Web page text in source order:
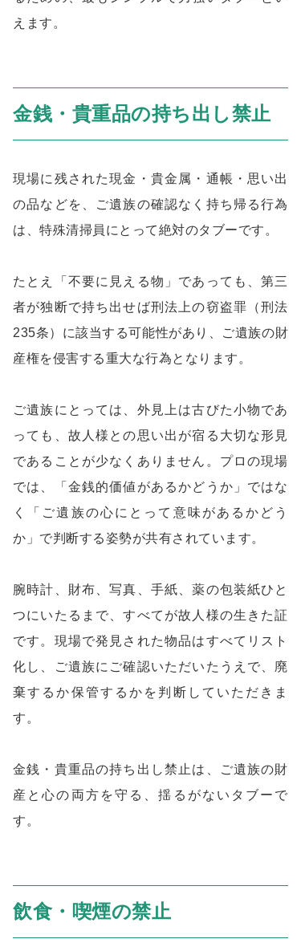
えます。
金銭・貴重品の持ち出し禁止
現場に残された現金・貴金属・通帳・思い出
の品などを、ご遺族の確認なく持ち帰る行為
は、特殊清掃員にとって絶対のタブーです。
たとえ「不要に見える物」であっても、第三
者が独断で持ち出せば刑法上の窃盗罪（刑法
235条）に該当する可能性があり、ご遺族の財
産権を侵害する重大な行為となります。
ご遺族にとっては、外見上は古びた小物であ
っても、故人様との思い出が宿る大切な形見
であることが少なくありません。プロの現場
では、「金銭的価値があるかどうか」ではな
く「ご遺族の心にとって意味があるかどう
か」で判断する姿勢が共有されています。
腕時計、財布、写真、手紙、薬の包装紙ひと
つにいたるまで、すべてが故人様の生きた証
です。現場で発見された物品はすべてリスト
化し、ご遺族にご確認いただいたうえで、廃
棄するか保管するかを判断していただきま
す。
金銭・貴重品の持ち出し禁止は、ご遺族の財
産と心の両方を守る、揺るがないタブーで
す。
飲食・喫煙の禁止